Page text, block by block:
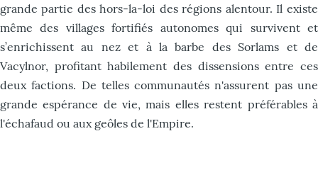
grande partie des hors-la-loi des régions alentour. Il existe
même des villages fortifiés autonomes qui survivent et
s’enrichissent au nez et à la barbe des Sorlams et de
Vacylnor, profitant habilement des dissensions entre ces
deux factions. De telles communautés n'assurent pas une
grande espérance de vie, mais elles restent préférables à
l'échafaud ou aux geôles de l'Empire.